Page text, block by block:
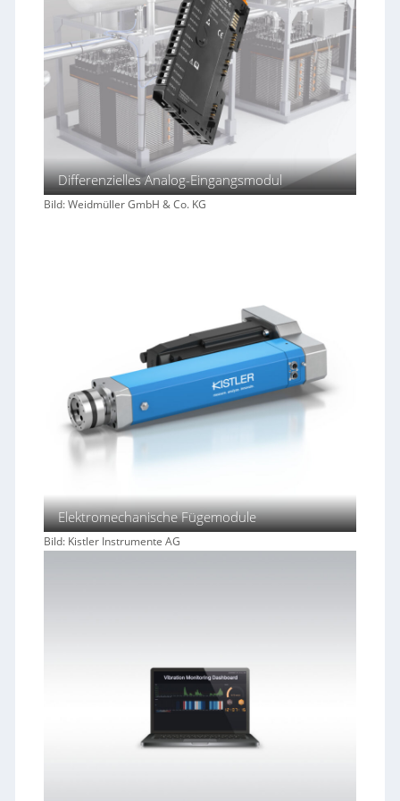
Differenzielles Analog-Eingangsmodul
Bild: Weidmüller GmbH & Co. KG
Elektromechanische Fügemodule
Bild: Kistler Instrumente AG